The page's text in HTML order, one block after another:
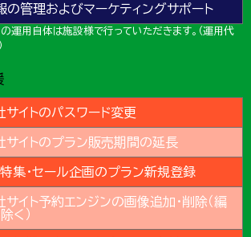
の管理およびマーケティングサポート
運用自体は施設様で行っていただきます。（運用代
サイトのパスワード変更
サイトのプラン販売期間の延長
集・セール企画のプラン新規登録
イト予約エンジンの画像追加・削除（編
く）